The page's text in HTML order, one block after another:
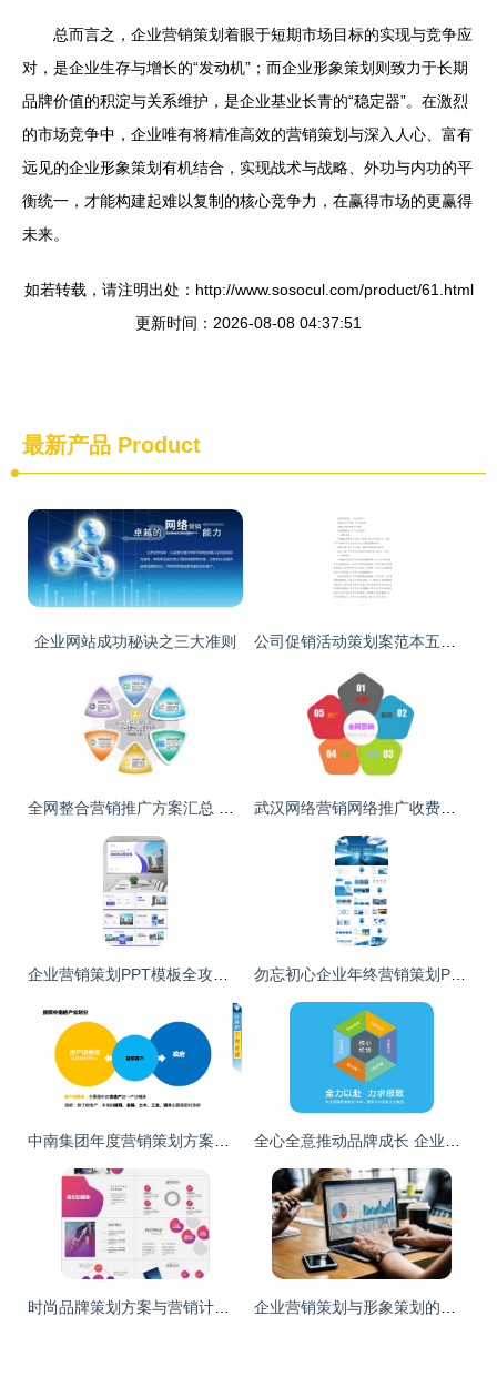
总而言之，企业营销策划着眼于短期市场目标的实现与竞争应
对，是企业生存与增长的“发动机”；而企业形象策划则致力于长期
品牌价值的积淀与关系维护，是企业基业长青的“稳定器”。在激烈
的市场竞争中，企业唯有将精准高效的营销策划与深入人心、富有
远见的企业形象策划有机结合，实现战术与战略、外功与内功的平
衡统一，才能构建起难以复制的核心竞争力，在赢得市场的更赢得
未来。
如若转载，请注明出处：http://www.sosocul.com/product/61.html
更新时间：2026-08-08 04:37:51
最新产品 Product
企业网站成功秘诀之三大准则